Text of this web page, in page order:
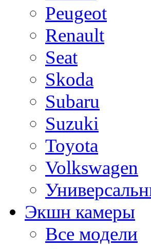
Peugeot
Renault
Seat
Skoda
Subaru
Suzuki
Toyota
Volkswagen
Экшн камеры
Все модели